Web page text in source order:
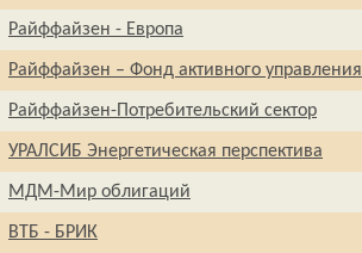
Райффайзен - Европа
Райффайзен – Фонд активного управления
Райффайзен-Потребительский сектор
УРАЛСИБ Энергетическая перспектива
МДМ-Мир облигаций
ВТБ - БРИК